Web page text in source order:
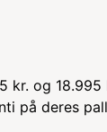
kr. og
på deres